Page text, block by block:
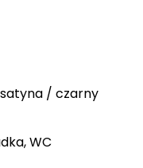
/ czarny
WC